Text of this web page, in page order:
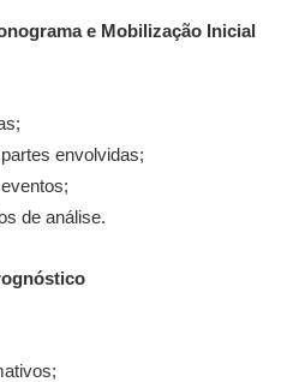
e Mobilização Inicial
envolvidas;
de análise.